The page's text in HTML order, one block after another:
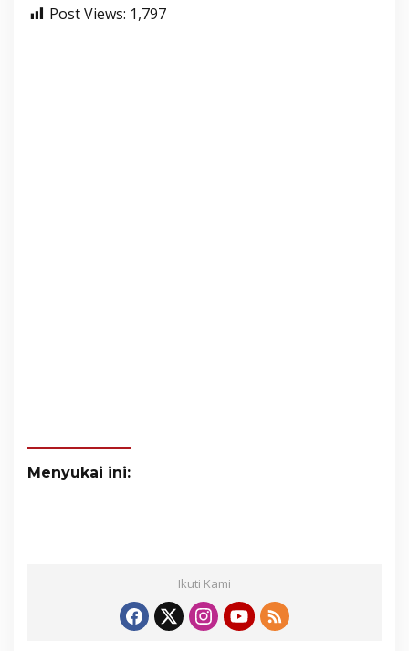
Post Views: 1,797
Menyukai ini:
Ikuti Kami